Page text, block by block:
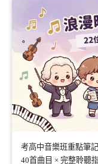
考高中音樂班重點筆
40首曲目 × 完整聆聽